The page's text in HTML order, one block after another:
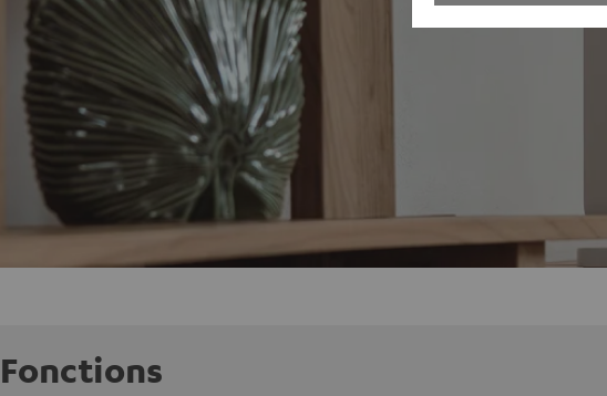
Fonctions